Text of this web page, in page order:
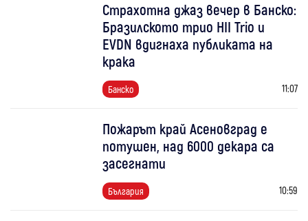
Страхотна джаз вечер в Банско:
Бразилското трио HII Trio и
EVDN вдигнаха публиката на
крака
Банско 11:07
Пожарът край Асеновград е
потушен, над 6000 декара са
засегнати
България 10:59